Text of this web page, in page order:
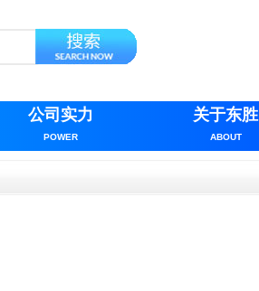
公司实力
POWER
关于东胜
ABOUT